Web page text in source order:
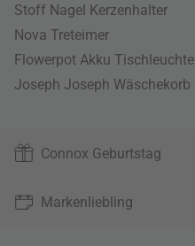
Stoff Nagel Kerzenhalter
Nova Treteimer
Flowerpot Akku Tischleuchte
Joseph Joseph Wäschekorb
Connox Geburtstag
Markenliebling